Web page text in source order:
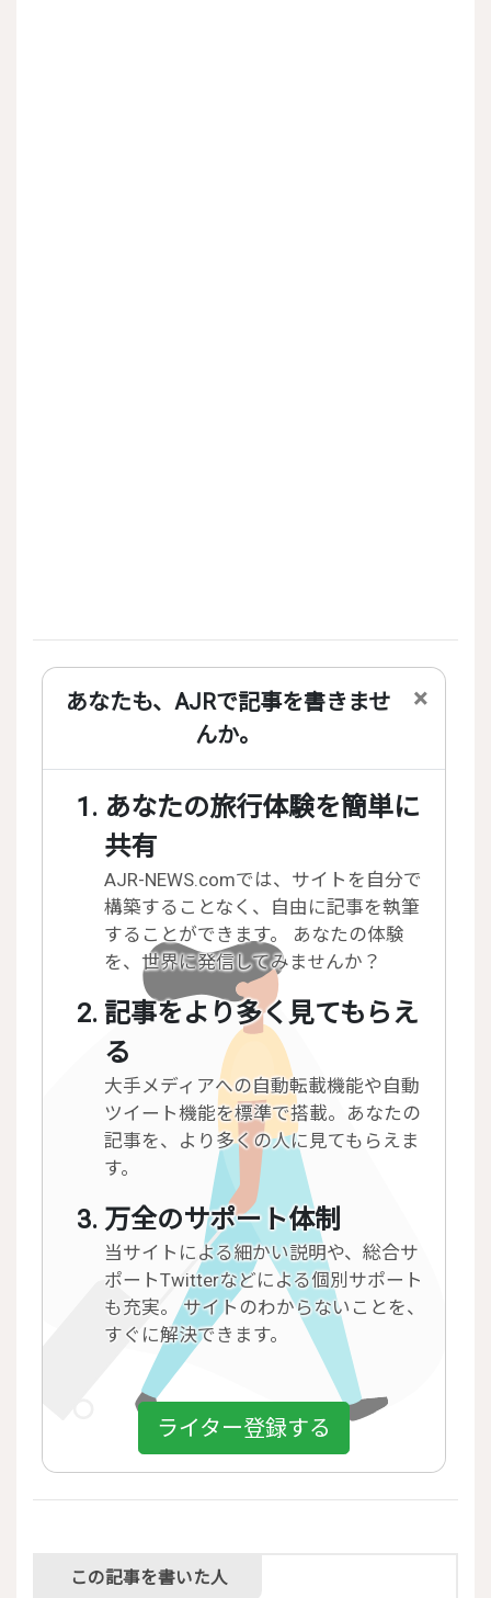
あなたも、AJRで記事を書きませ
んか。
×
あなたの旅行体験を簡単に
共有
AJR-NEWS.comでは、サイトを自分で
構築することなく、自由に記事を執筆
することができます。 あなたの体験
を、世界に発信してみませんか？
記事をより多く見てもらえ
る
大手メディアへの自動転載機能や自動
ツイート機能を標準で搭載。あなたの
記事を、より多くの人に見てもらえま
す。
万全のサポート体制
当サイトによる細かい説明や、総合サ
ポートTwitterなどによる個別サポート
も充実。 サイトのわからないことを、
すぐに解決できます。
ライター登録する
この記事を書いた人